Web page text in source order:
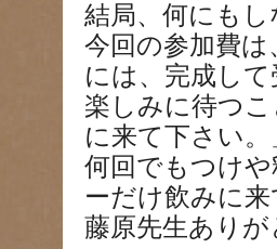
結局、何にも
今回の参加費
には、完成し
楽しみに待つ
に来て下さい
何回でもつけ
ーだけ飲みに
藤原先生あり